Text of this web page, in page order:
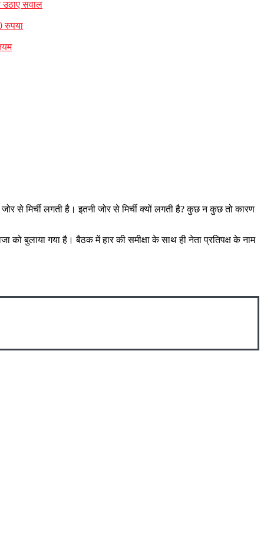
उठाए सवाल
रुपया
से मिर्ची लगती है। इतनी जोर से मिर्ची क्यों लगती है? कुछ न कुछ तो कारण
को बुलाया गया है। बैठक में हार की समीक्षा के साथ ही नेता प्रतिपक्ष के नाम